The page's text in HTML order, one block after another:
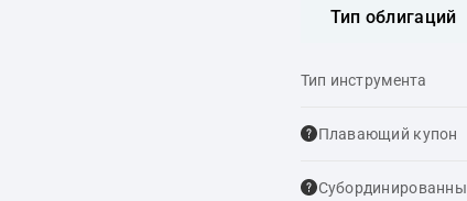
Тип облигаций
Тип инструмента
Плавающий купон